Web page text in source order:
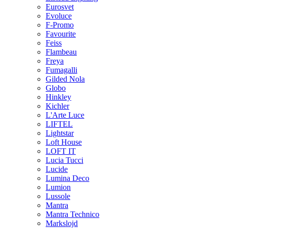
Eurosvet
Evoluce
F-Promo
Favourite
Feiss
Flambeau
Freya
Fumagalli
Gilded Nola
Globo
Hinkley
Kichler
L'Arte Luce
LIFTEL
Lightstar
Loft House
LOFT IT
Lucia Tucci
Lucide
Lumina Deco
Lumion
Lussole
Mantra
Mantra Technico
Markslojd